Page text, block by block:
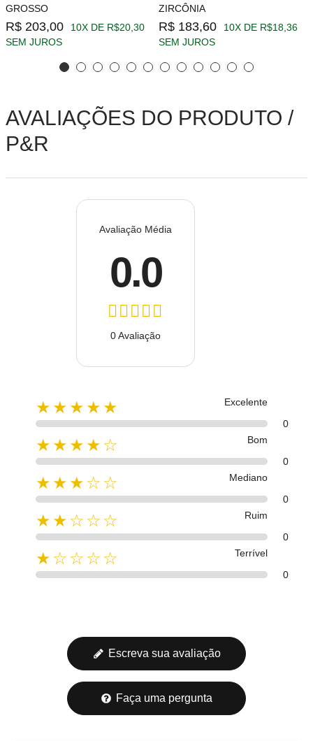
GROSSO
R$ 203,00
10X DE R$20,30
SEM JUROS
ZIRCÔNIA
R$ 183,60
10X DE R$18,36
SEM JUROS
AVALIAÇÕES DO PRODUTO /
P&R
Avaliação Média
0.0
0 Avaliação
★★★★★
Excelente
0
★★★★☆
Bom
0
★★★☆☆
Mediano
0
★★☆☆☆
Ruim
0
★☆☆☆☆
Terrível
0
Escreva sua avaliação
Faça uma pergunta